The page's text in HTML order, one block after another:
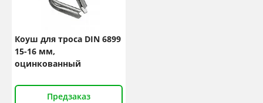
Коуш для троса DIN 6899
15-16 мм,
оцинкованный
Предзаказ